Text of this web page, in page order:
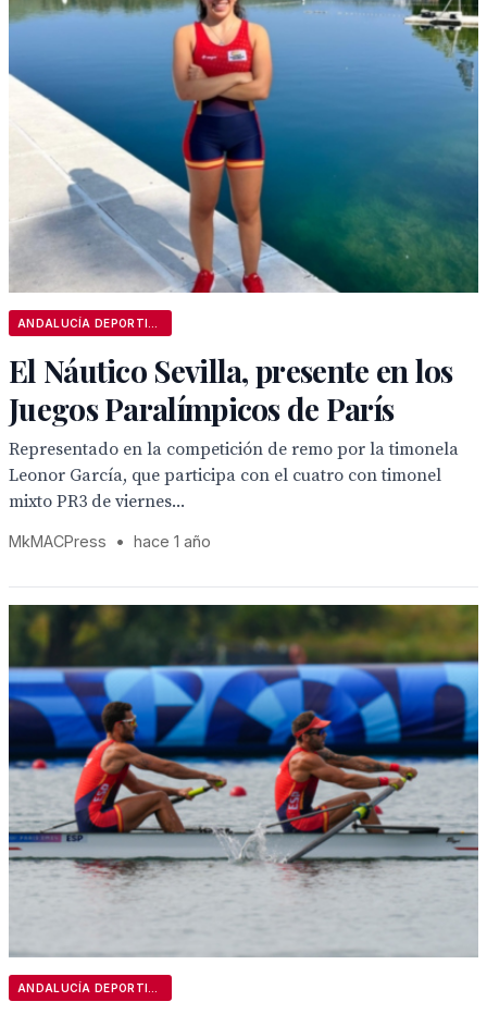
El Náutico Sevilla, presente en los
Juegos Paralímpicos de París
Representado en la competición de remo por la timonela
Leonor García, que participa con el cuatro con timonel
mixto PR3 de viernes...
MkMACPress • hace 1 año